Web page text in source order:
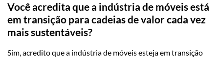
Você acredita que a indústria de móveis está
em transição para cadeias de valor cada vez
mais sustentáveis?
Sim, acredito que a indústria de móveis esteja em transição